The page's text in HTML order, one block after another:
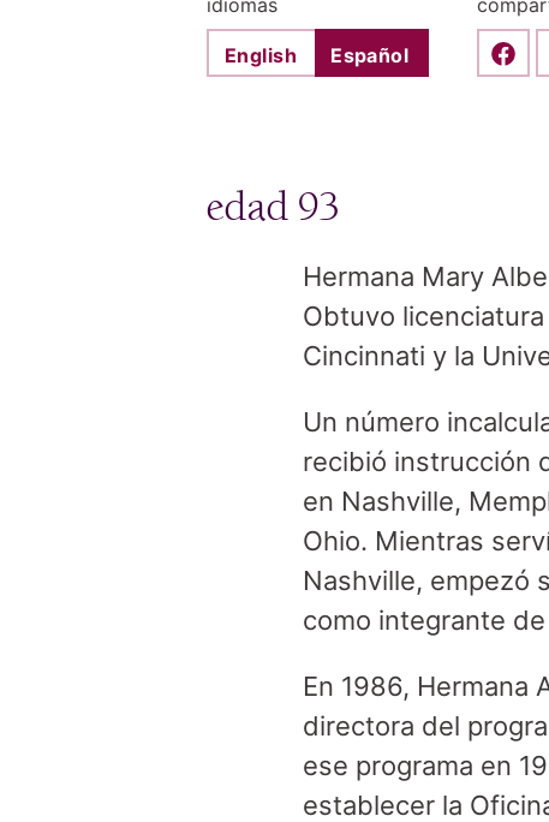
idiomas
English Español
edad 93
Hermana Mary
Obtuvo
Cincinnati y la
Un número
recibió instrucción
en Nashville,
Ohio. Mientras
Nashville, empezó
como integrante
En 1986, Hermana
directora del
ese programa en
establecer la